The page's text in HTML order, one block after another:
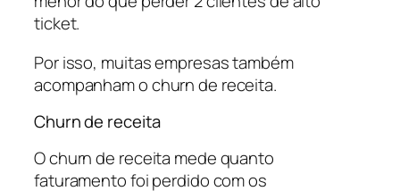
ticket.
Por isso, muitas empresas também
acompanham o churn de receita.
Churn de receita
O churn de receita mede quanto
faturamento foi perdido com os